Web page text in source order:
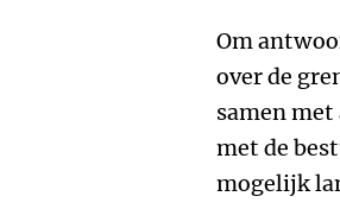
Om
over de
samen
met de
mogelijk